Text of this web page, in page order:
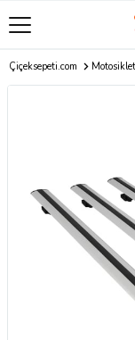
Çiçeksepeti.com Motosiklet